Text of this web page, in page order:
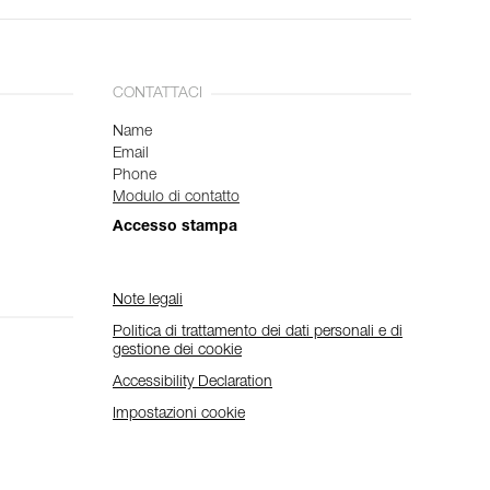
CONTATTACI
Name
Email
Phone
Modulo di contatto
Accesso stampa
Note legali
Politica di trattamento dei dati personali e di
gestione dei cookie
Accessibility Declaration
Impostazioni cookie